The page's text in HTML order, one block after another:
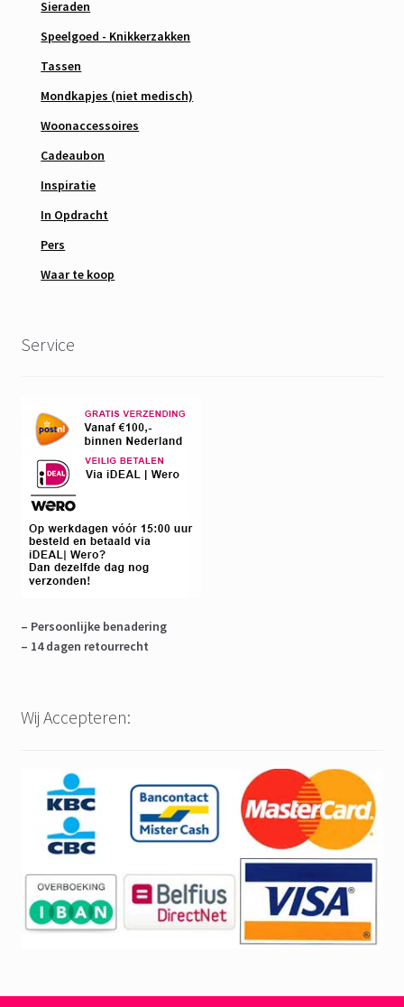
Sieraden
Speelgoed - Knikkerzakken
Tassen
Mondkapjes (niet medisch)
Woonaccessoires
Cadeaubon
Inspiratie
In Opdracht
Pers
Waar te koop
Service
– Persoonlijke benadering
– 14 dagen retourrecht
Wij Accepteren: